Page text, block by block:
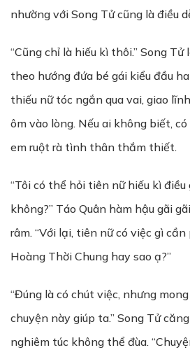
nhường với Song Tử cũng là điều
“Cũng chỉ là hiếu kì thôi.” Song
theo hướng đứa bé gái kiểu đầu
thiếu nữ tóc ngắn qua vai, giao
ôm vào lòng. Nếu ai không biết,
em ruột rà tình thân thắm thiết.
“Tôi có thể hỏi tiên nữ hiếu kì điều
không?” Táo Quân hàm hậu gãi
râm. “Với lại, tiên nữ có việc gì
Hoàng Thời Chung hay sao ạ?”
“Đúng là có chút việc, nhưng
chuyện này giúp ta.” Song Tử
nghiêm túc không thể đùa.